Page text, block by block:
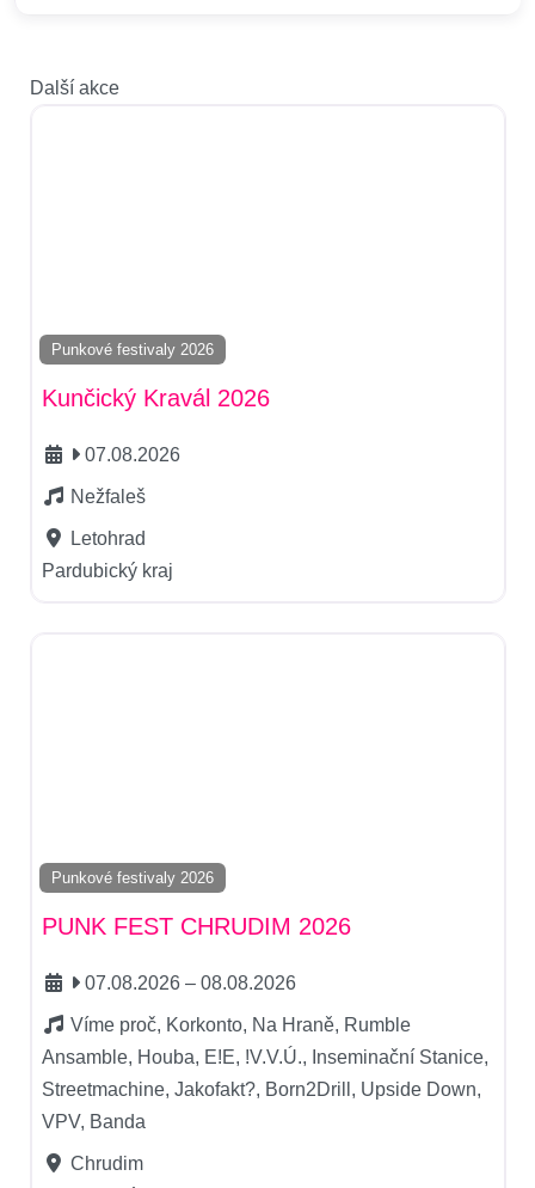
Další akce
Punkové festivaly 2026
Kunčický Kravál 2026
07.08.2026
Nežfaleš
Letohrad
Pardubický kraj
Punkové festivaly 2026
PUNK FEST CHRUDIM 2026
07.08.2026 – 08.08.2026
Víme proč, Korkonto, Na Hraně, Rumble
Ansamble, Houba, E!E, !V.V.Ú., Inseminační Stanice,
Streetmachine, Jakofakt?, Born2Drill, Upside Down,
VPV, Banda
Chrudim